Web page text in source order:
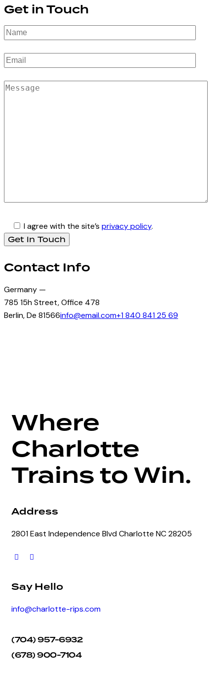
Get in Touch
I agree with the site’s privacy policy.
Contact Info
Germany —
785 15h Street, Office 478
Berlin, De 81566info@email.com+1 840 841 25 69
Where
Charlotte
Trains to Win.
Address
2801 East Independence Blvd Charlotte NC 28205
Say Hello
info@charlotte-rips.com
(704) 957-6932
(678) 900-7104